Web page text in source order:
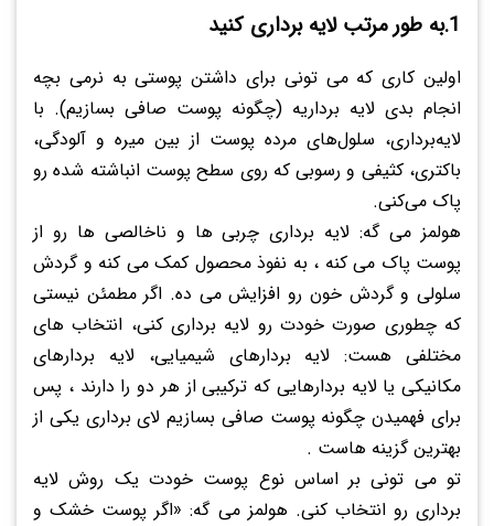
1.به طور مرتب لایه برداری کنید
اولین کاری که می تونی برای داشتن پوستی به نرمی بچه
انجام بدی لایه برداریه (چگونه پوست صافی بسازیم). با
لایه‌برداری، سلول‌های مرده پوست از بین میره و آلودگی،
باکتری، کثیفی و رسوبی که روی سطح پوست انباشته شده رو
پاک می‌کنی.
هولمز می گه: لایه برداری چربی ها و ناخالصی ها رو از
پوست پاک می کنه ، به نفوذ محصول کمک می کنه و گردش
سلولی و گردش خون رو افزایش می ده. اگر مطمئن نیستی
که چطوری صورت خودت رو لایه برداری کنی، انتخاب های
مختلفی هست: لایه بردارهای شیمیایی، لایه بردارهای
مکانیکی یا لایه بردارهایی که ترکیبی از هر دو را دارند ، پس
برای فهمیدن چگونه پوست صافی بسازیم لای برداری یکی از
بهترین گزینه هاست .
تو می تونی بر اساس نوع پوست خودت یک روش لایه
برداری رو انتخاب کنی. هولمز می گه: «اگر پوست خشک و